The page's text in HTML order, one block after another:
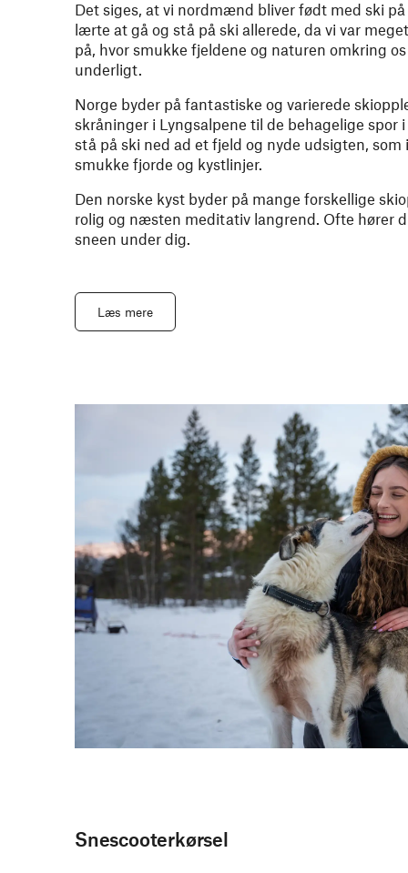
Det siges, at vi nordmænd bliver født med ski
lærte at gå og stå på ski allerede, da vi var
på, hvor smukke fjeldene og naturen omkring
underligt.
Norge byder på fantastiske og varierede
skråninger i Lyngsalpene til de behagelige spor
stå på ski ned ad et fjeld og nyde udsigten,
smukke fjorde og kystlinjer.
Den norske kyst byder på mange forskellige
rolig og næsten meditativ langrend. Ofte hører
sneen under dig.
Læs mere
Snescooterkørsel